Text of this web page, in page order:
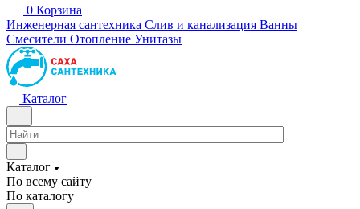
0 Корзина
Инженерная сантехника Слив и канализация Ванны
Смесители Отопление Унитазы
Каталог
Каталог
По всему сайту
По каталогу